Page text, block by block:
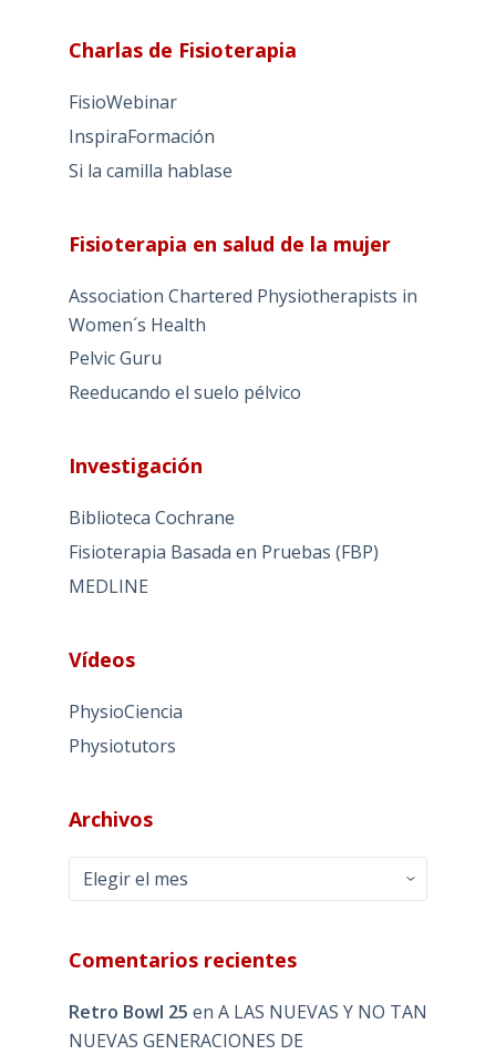
Charlas de Fisioterapia
FisioWebinar
InspiraFormación
Si la camilla hablase
Fisioterapia en salud de la mujer
Association Chartered Physiotherapists in
Women´s Health
Pelvic Guru
Reeducando el suelo pélvico
Investigación
Biblioteca Cochrane
Fisioterapia Basada en Pruebas (FBP)
MEDLINE
Vídeos
PhysioCiencia
Physiotutors
Archivos
Archivos
Comentarios recientes
Retro Bowl 25 en A LAS NUEVAS Y NO TAN
NUEVAS GENERACIONES DE